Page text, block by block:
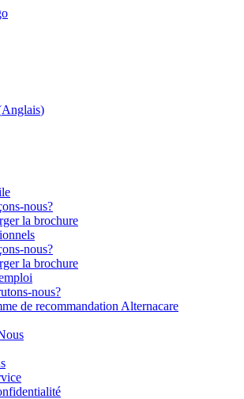
Anglais)
nous?
la brochure
nous?
la brochure
nous?
de recommandation Alternacare